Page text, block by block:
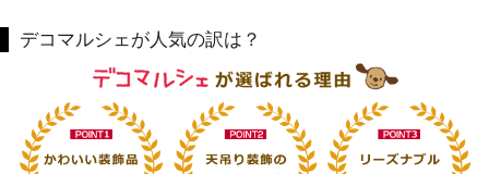
デコマルシェが人気の訳は？